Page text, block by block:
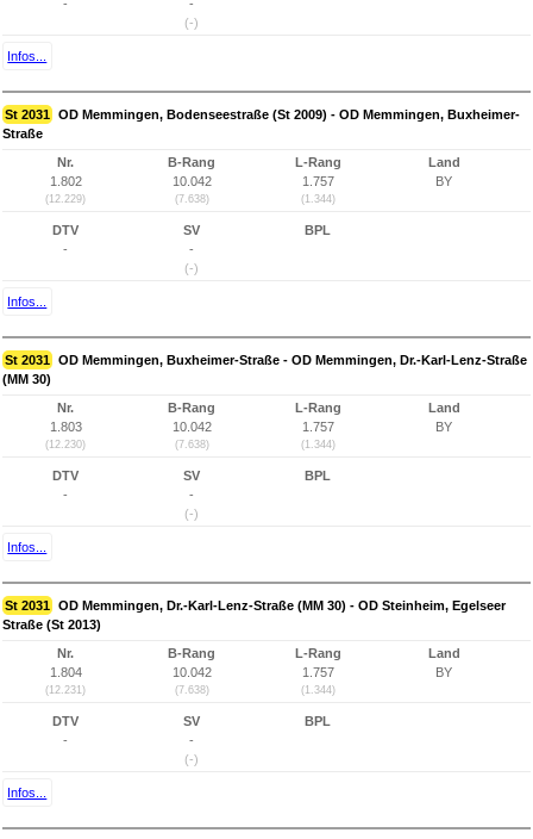
-
-
(-)
Infos...
St 2031 OD Memmingen, Bodenseestraße (St 2009) - OD Memmingen, Buxheimer-
Straße
Nr.
1.802
(12.229)
B-Rang
10.042
(7.638)
L-Rang
1.757
(1.344)
Land
BY
DTV
-
SV
-
(-)
BPL
Infos...
St 2031 OD Memmingen, Buxheimer-Straße - OD Memmingen, Dr.-Karl-Lenz-Straße
(MM 30)
Nr.
1.803
(12.230)
B-Rang
10.042
(7.638)
L-Rang
1.757
(1.344)
Land
BY
DTV
-
SV
-
(-)
BPL
Infos...
St 2031 OD Memmingen, Dr.-Karl-Lenz-Straße (MM 30) - OD Steinheim, Egelseer
Straße (St 2013)
Nr.
1.804
(12.231)
B-Rang
10.042
(7.638)
L-Rang
1.757
(1.344)
Land
BY
DTV
-
SV
-
(-)
BPL
Infos...